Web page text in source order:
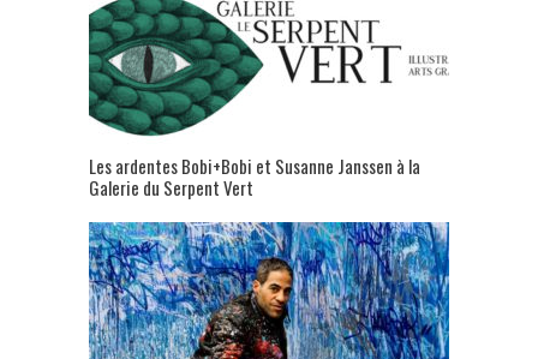
Les ardentes Bobi+Bobi et Susanne Janssen à la
Galerie du Serpent Vert